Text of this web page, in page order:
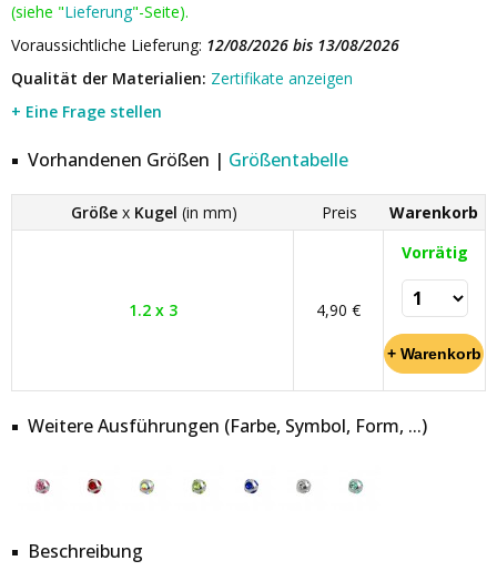
(siehe "Lieferung"-Seite).
Voraussichtliche Lieferung: 12/08/2026 bis 13/08/2026
Qualität der Materialien: Zertifikate anzeigen
+ Eine Frage stellen
Vorhandenen Größen | Größentabelle
Größex Kugel (in mm) Preis Warenkorb
1.2 x 3 4,90 €
Vorrätig
Weitere Ausführungen (Farbe, Symbol, Form, ...)
Beschreibung